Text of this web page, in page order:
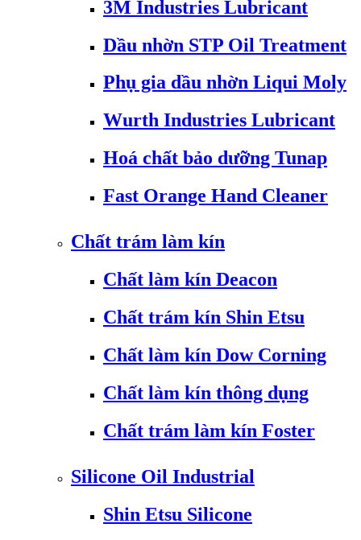
3M Industries Lubricant
Dầu nhờn STP Oil Treatment
Phụ gia dầu nhờn Liqui Moly
Wurth Industries Lubricant
Hoá chất bảo dưỡng Tunap
Fast Orange Hand Cleaner
Chất trám làm kín
Chất làm kín Deacon
Chất trám kín Shin Etsu
Chất làm kín Dow Corning
Chất làm kín thông dụng
Chất trám làm kín Foster
Silicone Oil Industrial
Shin Etsu Silicone